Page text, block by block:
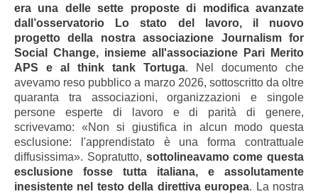
era una delle sette proposte di modifica avanzate
dall’osservatorio Lo stato del lavoro, il nuovo
progetto della nostra associazione Journalism for
Social Change, insieme all'associazione Pari Merito
APS e al think tank Tortuga. Nel documento che
avevamo reso pubblico a marzo 2026, sottoscritto da oltre
quaranta tra associazioni, organizzazioni e singole
persone esperte di lavoro e di parità di genere,
scrivevamo: «Non si giustifica in alcun modo questa
esclusione: l'apprendistato è una forma contrattuale
diffusissima». Sopratutto, sottolineavamo come questa
esclusione fosse tutta italiana, e assolutamente
inesistente nel testo della direttiva europea. La nostra